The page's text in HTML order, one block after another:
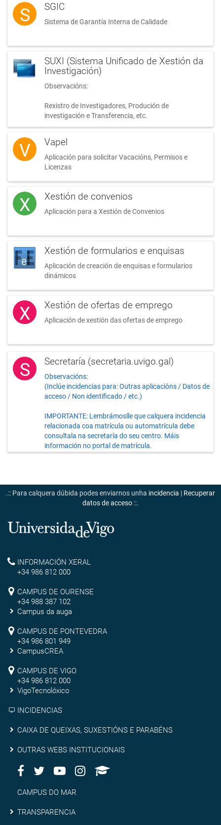
S SGIC
Sistema de Garantía Interna de Calidade
SUXI (Sistema Unificado de Xestión da
Investigación)
Observacións:
Rexistro de Investigadores, Produción de
investigación e Transferencia, etc.
V Vapel
Aplicación para solicitar Vacacións, Permisos e
Licenzas
X Xestión de convenios
Aplicación para a Xestión de Convenios
Xestión de formularios e enquisas
Aplicación de creación de enquisas e formularios
dinámicos
X Xestión de ofertas de emprego
Aplicación de xestión das ofertas de emprego
S Secretaría (secretaria.uvigo.gal)
Observacións:
(Inclúe incidencias para: Outras aplicacións / Datos de
acceso / Non identificado / etc.)
IMPORTANTE: Lembrámoslle que calquera incidencia
relacionada coa matrícula ou automatrícula debe
consultala na secretaría do seu centro. Máis
información no portal de matrícula.
.:: Para calquera dúbida podes enviarnos unha incidencia | Recuperar
datos de acceso ::.
Universidade
Vigo
Reitoría
INFORMACIÓN XERAL
+34 986 812 000
Campus
de
Ourense
CAMPUS DE OURENSE
+34 988 387 102
Campus da auga
Campus
de
Pontevedra
CAMPUS DE PONTEVEDRA
+34 986 801 949
CampusCREA
Campus
de
Vigo
CAMPUS DE VIGO
+34 986 812 000
VigoTecnolóxico
INCIDENCIAS
Caixa
de
queixas,
suxestións
e
CAIXA DE QUEIXAS, SUXESTIÓNS E PARABÉNS
Outras
webs
institucionais
OUTRAS WEBS INSTITUCIONAIS
Redes
Sociais
Facebook
TwitterYoutubeInstagram
AppleU
Campus
do
CAMPUS DO MAR
Transparencia
TRANSPARENCIA